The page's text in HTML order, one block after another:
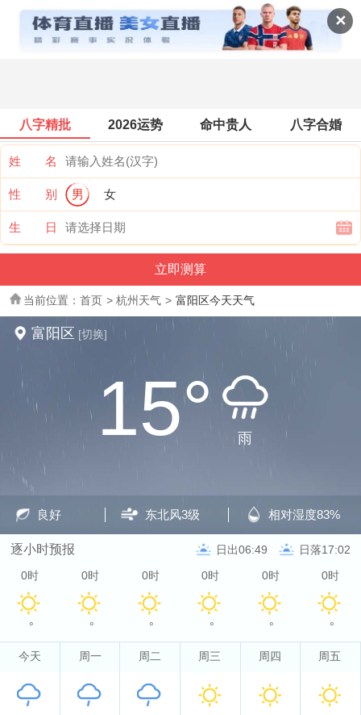
✕
全国天气
八字精批 2026运势 命中贵人 八字合婚
姓 名
性 别 男 女
生 日
当前位置： 首页 > 杭州天气 > 富阳区今天天气
富阳区 [切换]
15° 雨
良好 东北风3级 相对湿度83%
逐小时预报 日出06:49 日落17:02
0时
°
0时
°
0时
°
0时
°
0时
°
0时
°
今天 周一 周二 周三 周四 周五